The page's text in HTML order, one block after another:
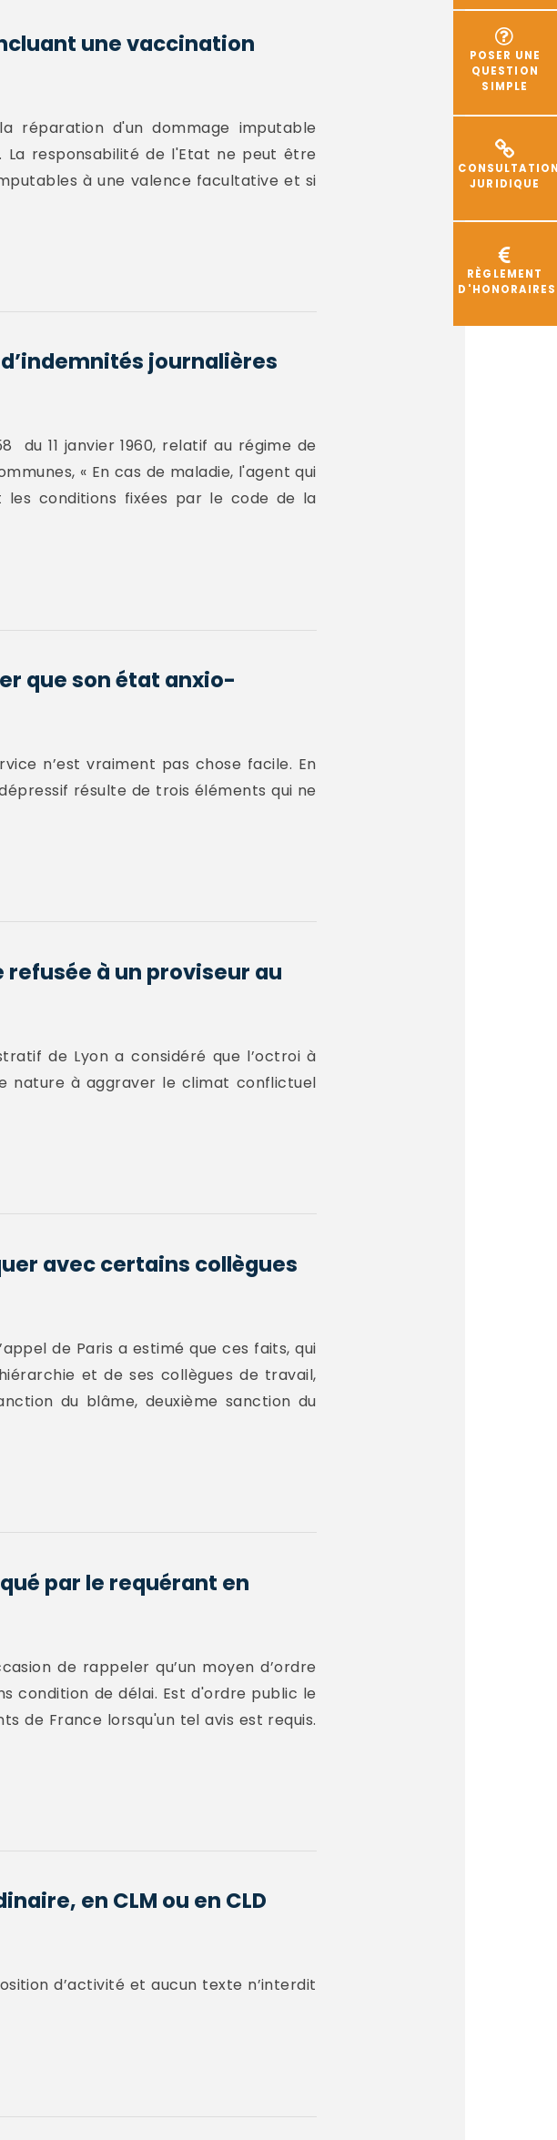
POSER UNE
QUESTION
SIMPLE
JURIDIQUE
RÈGLEMENT
D'HONORAIRES
une vaccination
réparation d'un dommage imputable
responsabilité de l'Etat ne peut être
à une valence facultative et si
journalières
11 janvier 1960, relatif au régime de
« En cas de maladie, l'agent qui
conditions fixées par le code de la
que son état anxio-
n’est vraiment pas chose facile. En
résulte de trois éléments qui ne
à un proviseur au
de Lyon a considéré que l’octroi à
nature à aggraver le climat conflictuel
avec certains collègues
de Paris a estimé que ces faits, qui
et de ses collègues de travail,
du blâme, deuxième sanction du
par le requérant en
de rappeler qu’un moyen d’ordre
condition de délai. Est d'ordre public le
de France lorsqu'un tel avis est requis.
en CLM ou en CLD
d’activité et aucun texte n’interdit